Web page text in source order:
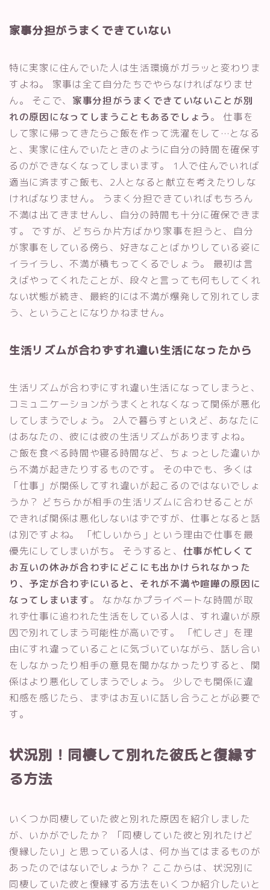
家事分担がうまくできていない
特に実家に住んでいた人は生活環境がガラッと変わりま
すよね。 家事は全て自分たちでやらなければなりませ
ん。 そこで、 家事分担がうまくできていないことが別
れの原因になってしまうこともあるでしょう。 仕事を
して家に帰ってきたらご飯を作って洗濯をして…となる
と、実家に住んでいたときのように自分の時間を確保す
るのができなくなってしまいます。 1人で住んでいれば
適当に済ますご飯も、2人となると献立を考えたりしな
ければなりません。 うまく分担できていればもちろん
不満は出てきませんし、自分の時間も十分に確保できま
す。 ですが、どちらか片方ばかり家事を担うと、自分
が家事をしている傍ら、好きなことばかりしている姿に
イライラし、不満が積もってくるでしょう。 最初は言
えばやってくれたことが、段々と言っても何もしてくれ
ない状態が続き、最終的には不満が爆発して別れてしま
う、ということになりかねません。
生活リズムが合わずすれ違い生活になったから
生活リズムが合わずにすれ違い生活になってしまうと、
コミュニケーションがうまくとれなくなって関係が悪化
してしまうでしょう。 2人で暮らすといえど、あなたに
はあなたの、彼には彼の生活リズムがありますよね。
ご飯を食べる時間や寝る時間など、ちょっとした違いか
ら不満が起きたりするものです。 その中でも、多くは
「仕事」が関係してすれ違いが起こるのではないでしょ
うか？ どちらかが相手の生活リズムに合わせることが
できれば関係は悪化しないはずですが、仕事となると話
は別ですよね。 「忙しいから」という理由で仕事を最
優先にしてしまいがち。 そうすると、 仕事が忙しくて
お互いの休みが合わずにどこにも出かけられなかった
り、予定が合わずにいると、それが不満や喧嘩の原因に
なってしまいます。 なかなかプライベートな時間が取
れず仕事に追われた生活をしている人は、すれ違いが原
因で別れてしまう可能性が高いです。 「忙しさ」を理
由にすれ違っていることに気づいていながら、話し合い
をしなかったり相手の意見を聞かなかったりすると、関
係はより悪化してしまうでしょう。 少しでも関係に違
和感を感じたら、まずはお互いに話し合うことが必要で
す。
状況別！同棲して別れた彼氏と復縁す
る方法
いくつか同棲していた彼と別れた原因を紹介しました
が、いかがでしたか？ 「同棲していた彼と別れたけど
復縁したい」と思っている人は、何か当てはまるものが
あったのではないでしょうか？ ここからは、状況別に
同棲していた彼と復縁する方法をいくつか紹介したいと